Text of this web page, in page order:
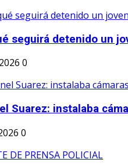
seguirá detenido un
0
Suarez: instalaba
0